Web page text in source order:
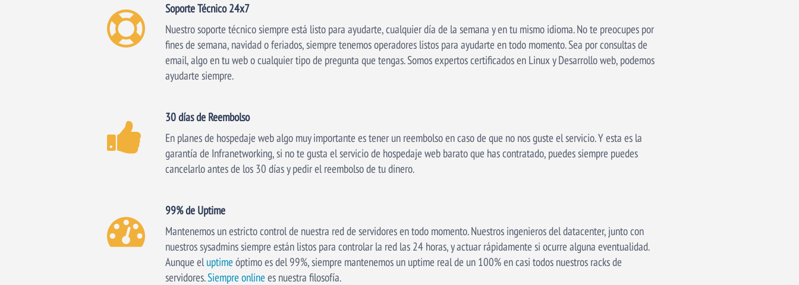
Soporte Técnico 24x7
Nuestro soporte técnico siempre está listo para ayudarte, cualquier día de la semana y en tu mismo idioma. No te preocupes por
fines de semana, navidad o feriados, siempre tenemos operadores listos para ayudarte en todo momento. Sea por consultas de
email, algo en tu web o cualquier tipo de pregunta que tengas. Somos expertos certificados en Linux y Desarrollo web, podemos
ayudarte siempre.
30 días de Reembolso
En planes de hospedaje web algo muy importante es tener un reembolso en caso de que no nos guste el servicio. Y esta es la
garantía de Infranetworking, si no te gusta el servicio de hospedaje web barato que has contratado, puedes siempre puedes
cancelarlo antes de los 30 días y pedir el reembolso de tu dinero.
99% de Uptime
Mantenemos un estricto control de nuestra red de servidores en todo momento. Nuestros ingenieros del datacenter, junto con
nuestros sysadmins siempre están listos para controlar la red las 24 horas, y actuar rápidamente si ocurre alguna eventualidad.
Aunque el uptime óptimo es del 99%, siempre mantenemos un uptime real de un 100% en casi todos nuestros racks de
servidores.Siempre online es nuestra filosofía.